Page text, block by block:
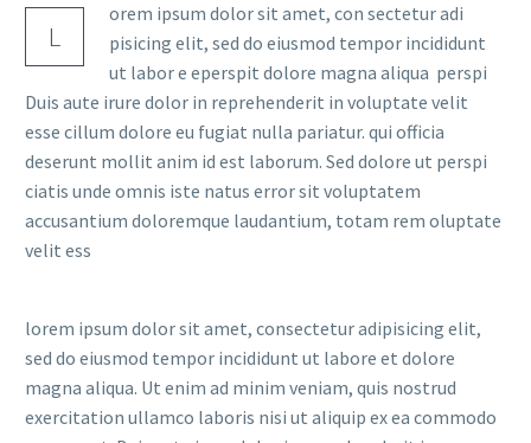
L
orem ipsum dolor sit amet, con sectetur adi
pisicing elit, sed do eiusmod tempor incididunt
ut labor e eperspit dolore magna aliqua perspi
Duis aute irure dolor in reprehenderit in voluptate velit
esse cillum dolore eu fugiat nulla pariatur. qui officia
deserunt mollit anim id est laborum. Sed dolore ut perspi
ciatis unde omnis iste natus error sit voluptatem
accusantium doloremque laudantium, totam rem oluptate
velit ess
lorem ipsum dolor sit amet, consectetur adipisicing elit,
sed do eiusmod tempor incididunt ut labore et dolore
magna aliqua. Ut enim ad minim veniam, quis nostrud
exercitation ullamco laboris nisi ut aliquip ex ea commodo